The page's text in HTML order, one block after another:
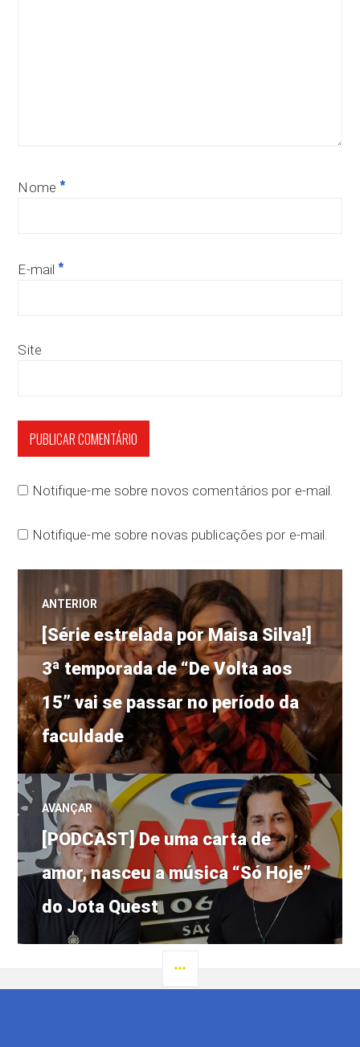
Nome *
E-mail *
Site
Notifique-me sobre novos comentários por e-mail.
Notifique-me sobre novas publicações por e-mail.
Navegação
de
Post
ANTERIOR
Post
anterior:
[Série estrelada por Maisa Silva!]
3ª temporada de “De Volta aos
15” vai se passar no período da
faculdade
AVANÇAR
Próximo
post:
[PODCAST] De uma carta de
amor, nasceu a música “Só Hoje”
do Jota Quest